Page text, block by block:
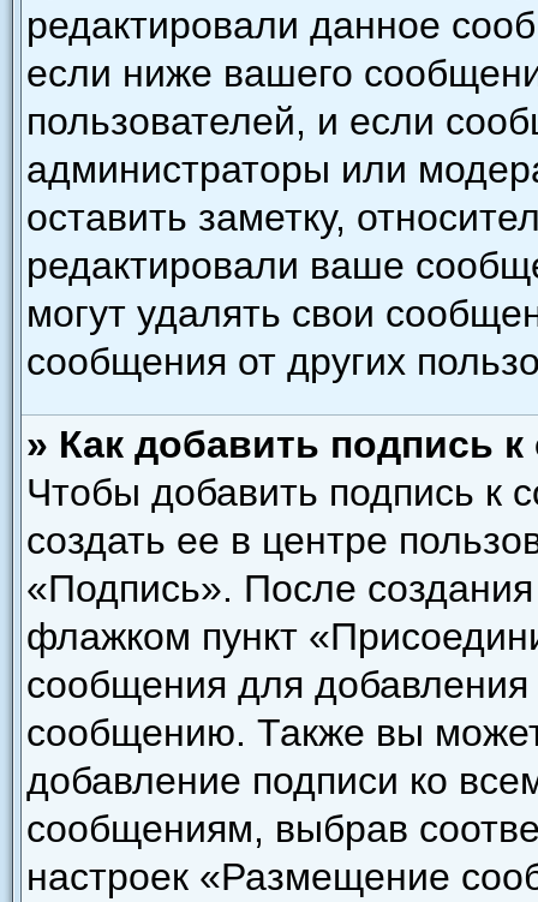
редактировали данное
если ниже вашего
пользователей, и если
администраторы или
оставить заметку,
редактировали ваше
могут удалять свои
сообщения от других
» Как добавить подпись
Чтобы добавить подпись
создать ее в центре
«Подпись». После
флажком пункт
сообщения для
сообщению. Также вы
добавление подписи ко
сообщениям, выбрав
настроек «Размещение